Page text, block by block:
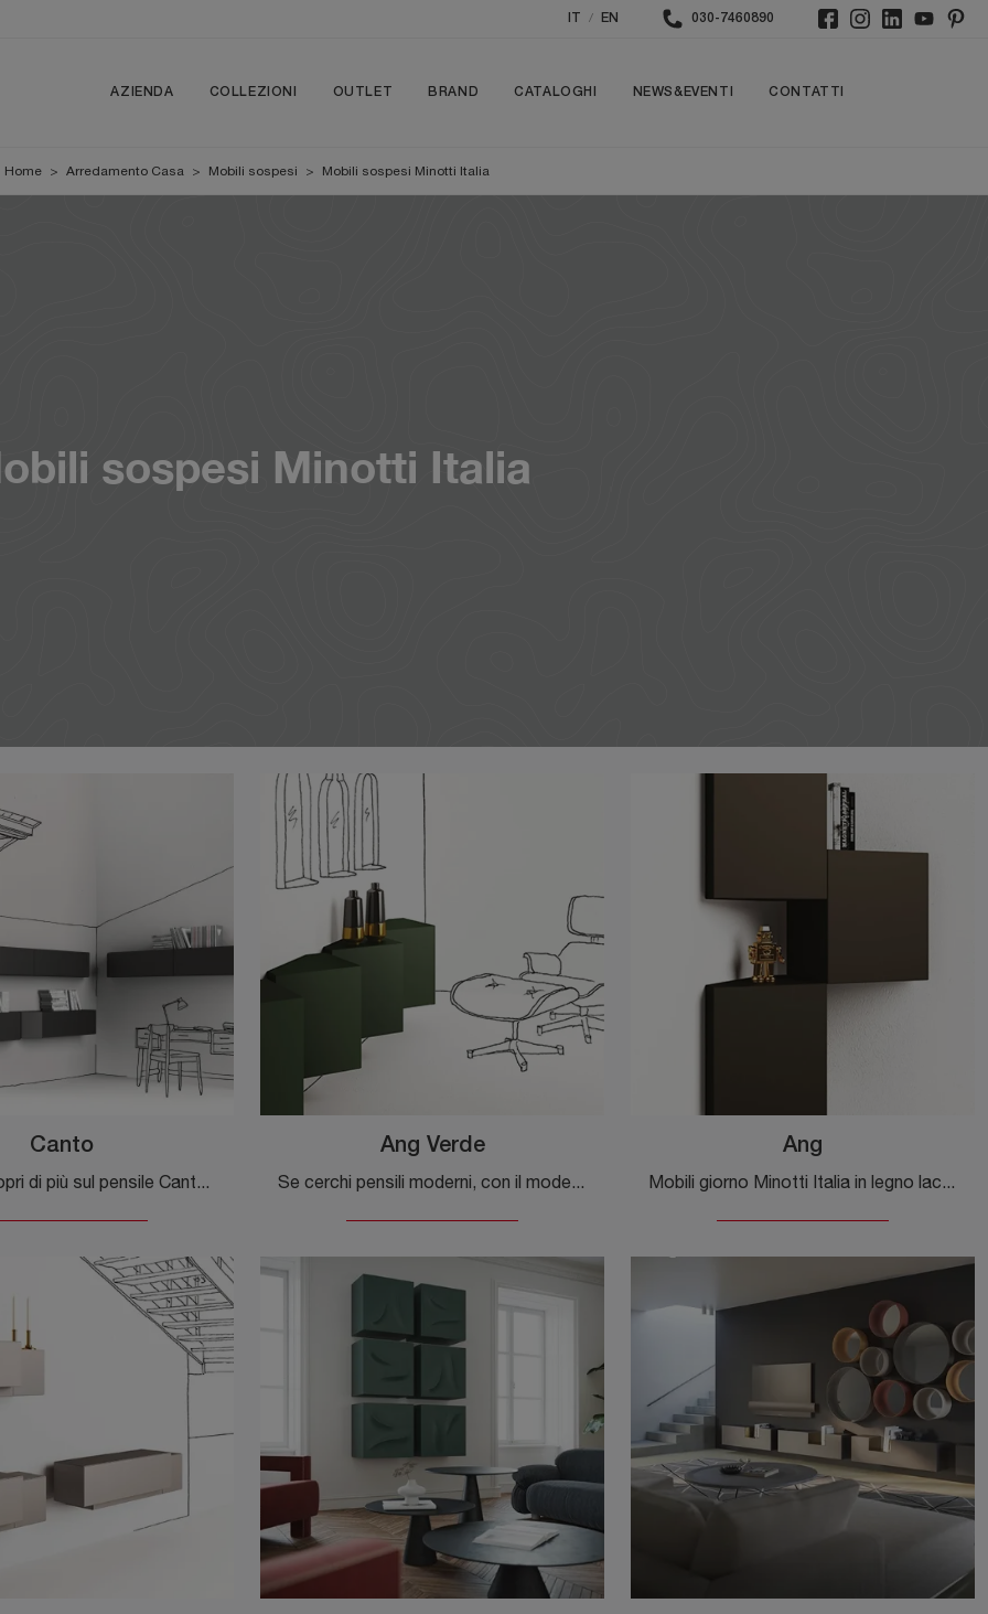
/ EN 030-7460890
AZIENDA COLLEZIONI OUTLET BRAND CATALOGHI NEWS&EVENTI CONTATTI
Home > Arredamento Casa > Mobili sospesi > Mobili sospesi Minotti Italia
sospesi Minotti Italia
Canto
Clicca e scopri di più sul pensile Canto Minotti Italia in legno laccato: arreda un living dinamico e operativo.
Ang Verde
Se cerchi pensili moderni, con il modello Ang Verde in legno laccato di Minotti Italia potrai completare un soggiorno operativo e pratico.
Ang
Mobili giorno Minotti Italia in legno laccato: clicca e scopri di più sul modello Ang, pensato per ultimare spazi moderni.